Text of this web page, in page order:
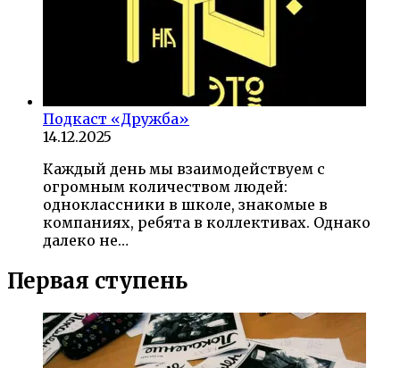
Подкаст «Дружба»
14.12.2025
Каждый день мы взаимодействуем с
огромным количеством людей:
одноклассники в школе, знакомые в
компаниях, ребята в коллективах. Однако
далеко не…
Первая ступень